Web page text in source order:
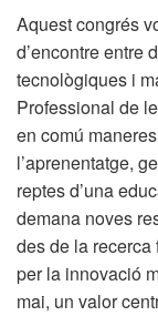
Aquest congrés
d’encontre entre
tecnològiques i
Professional de
en comú
l’aprenentatge,
reptes d’una
demana noves
des de la recerca
per la innovació
mai, un valor